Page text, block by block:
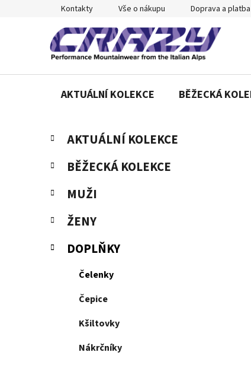
Kontakty Vše o nákupu Doprava a platba
AKTUÁLNÍ KOLEKCE BĚŽECKÁ
P
s
r
n
n
í
Přeskočit
kategorie
K
a
t
e
o
i
AKTUÁLNÍ KOLEKCE
BĚŽECKÁ KOLEKCE
MUŽI
ŽENY
DOPLŇKY
Čelenky
Čepice
Kšiltovky
Nákrčníky